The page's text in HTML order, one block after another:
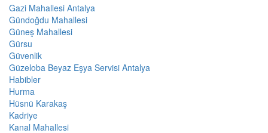
Gazi Mahallesi Antalya
Gündoğdu Mahallesi
Güneş Mahallesi
Gürsu
Güvenlik
Güzeloba Beyaz Eşya Servisi Antalya
Habibler
Hurma
Hüsnü Karakaş
Kadriye
Kanal Mahallesi